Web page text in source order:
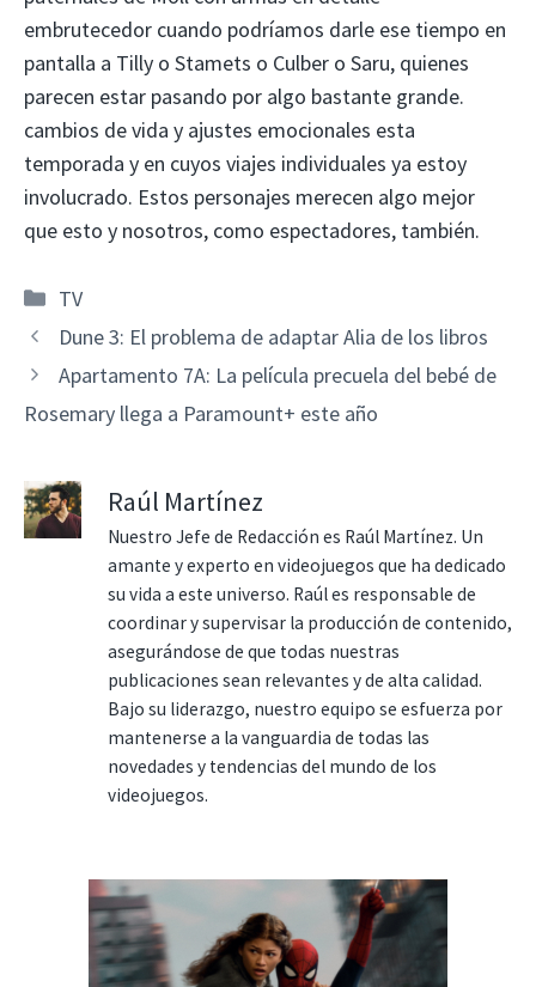
embrutecedor cuando podríamos darle ese tiempo en
pantalla a Tilly o Stamets o Culber o Saru, quienes
parecen estar pasando por algo bastante grande.
cambios de vida y ajustes emocionales esta
temporada y en cuyos viajes individuales ya estoy
involucrado. Estos personajes merecen algo mejor
que esto y nosotros, como espectadores, también.
Categorías
TV
Dune 3: El problema de adaptar Alia de los libros
Apartamento 7A: La película precuela del bebé de
Rosemary llega a Paramount+ este año
Raúl Martínez
Nuestro Jefe de Redacción es Raúl Martínez. Un
amante y experto en videojuegos que ha dedicado
su vida a este universo. Raúl es responsable de
coordinar y supervisar la producción de contenido,
asegurándose de que todas nuestras
publicaciones sean relevantes y de alta calidad.
Bajo su liderazgo, nuestro equipo se esfuerza por
mantenerse a la vanguardia de todas las
novedades y tendencias del mundo de los
videojuegos.